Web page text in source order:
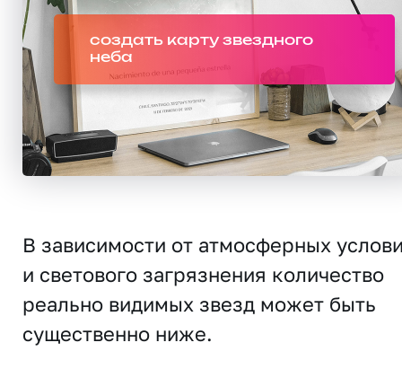
создать карту звездного
неба
В зависимости от атмосферных
и светового загрязнения количество
реально видимых звезд может быть
существенно ниже.